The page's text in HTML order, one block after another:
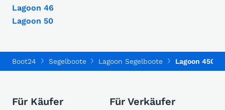
Lagoon 46
Lagoon 50
Boot24 Segelboote Lagoon Segelboote Lagoon 450 F
Für Käufer Für Verkäufer